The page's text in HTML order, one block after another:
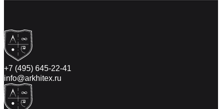
+7 (495) 645-22-41
info@arkhitex.ru